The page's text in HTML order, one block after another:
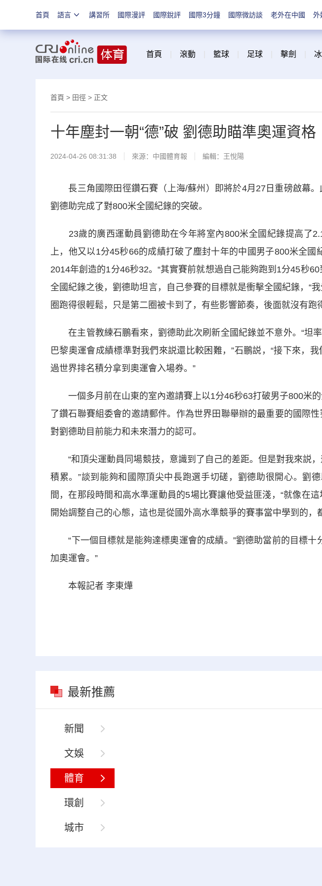
首頁 語言 講習所 國際漫評 國際銳評 國際3分鐘 國際微訪談 老外在中國 外
首頁 滾動 籃球 足球 擊劍
首頁 > 田徑 > 正文
十年塵封一朝“德”破 劉德助瞄準奧運資格
2024-04-26 08:31:38 來源： 中國體育報 編輯：王悅陽
長三角國際田徑鑽石賽（上海/蘇州）即將於4月27日重磅啟幕。
劉德助完成了對800米全國紀錄的突破。
23歲的廣西運動員劉德助在今年將室內800米全國紀錄提高了
上，他又以1分45秒66的成績打破了塵封十年的中國男子800米全國
2014年創造的1分46秒32。“其實賽前就想過自己能夠跑到1分45秒
全國紀錄之後，劉德助坦言，自己參賽的目標就是衝擊全國紀錄，“
圈跑得很輕鬆，只是第二圈被卡到了，有些影響節奏，後面就沒有跑
在主管教練石鵬看來，劉德助此次刷新全國紀錄並不意外。“坦
巴黎奧運會成績標準對我們來説還比較困難，”石鵬説，“接下來，
過世界排名積分拿到奧運會入場券。”
一個多月前在山東的室內邀請賽上以1分46秒63打破男子800米的
了鑽石聯賽組委會的邀請郵件。作為世界田聯舉辦的最重要的國際
對劉德助目前能力和未來潛力的認可。
“和頂尖運動員同場競技，意識到了自己的差距。但是對我來説，
積累。”談到能夠和國際頂尖中長跑選手切磋，劉德助很開心。劉
間，在那段時間和高水準運動員的5場比賽讓他受益匪淺，“就像在
開始調整自己的心態，這也是從國外高水準競爭的賽事當中學到的，
“下一個目標就是能夠達標奧運會的成績。”劉德助當前的目標十
加奧運會。”
本報記者 李東燁
最新推薦
新聞
文娛
體育
環創
城市